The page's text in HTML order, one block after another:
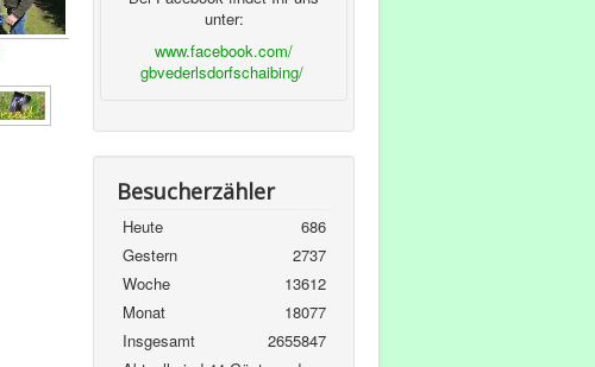
unter:
www.facebook.com/
gbvederlsdorfschaibing/
Besucherzähler
Heute
686
Gestern
2737
Woche
13612
Monat
18077
Insgesamt
2655847